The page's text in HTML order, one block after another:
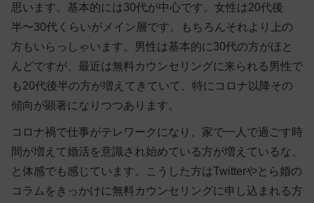
思います。基本的には30代が中心です。女性は20代後
半〜30代くらいがメイン層です。もちろんそれより上の
方もいらっしゃいます。男性は基本的に30代の方がほと
んどですが、最近は無料カウンセリングに来られる男性で
も20代後半の方が増えてきていて、 特にコロナ以降その
傾向が顕著になりつつあります。
コロナ禍で仕事がテレワークになり、家で一人で過ごす時
間が増えて婚活を意識され始めている方が増えているな、
と体感でも感じています。こうした方はTwitterやとら婚の
コラムをきっかけに無料カウンセリングに申し込まれる方